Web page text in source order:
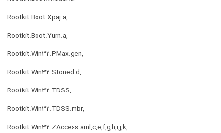
Rootkit.Boot.Xpaj.a,
Rootkit.Boot.Yurn.a,
Rootkit.Win32.PMax.gen,
Rootkit.Win32.Stoned.d,
Rootkit.Win32.TDSS,
Rootkit.Win32.TDSS.mbr,
Rootkit.Win32.ZAccess.aml,c,e,f,g,h,i,j,k,